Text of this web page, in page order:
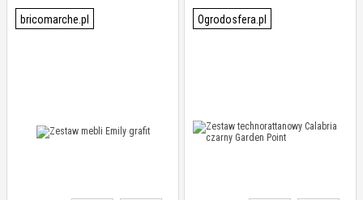
bricomarche.pl Ogrodosfera.pl